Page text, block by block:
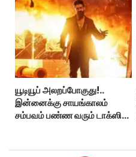
யூடியூப் அலறப்போகுது!..
இன்னைக்கு சாயங்காலம்
சம்பவம் பண்ண வரும் டாக்ஸிக்